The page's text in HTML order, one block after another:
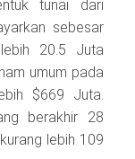
tunai dari
sebesar
20.5 Juta
umum pada
$669 Juta.
berakhir 28
lebih 109